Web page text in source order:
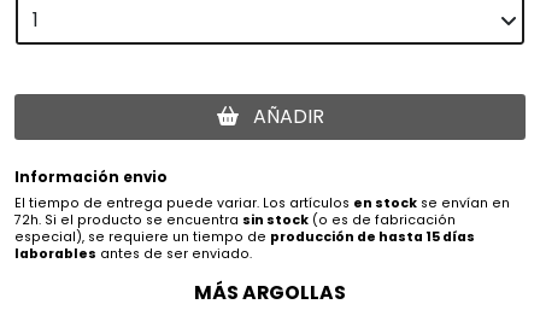
AÑADIR
Información envio
El tiempo de entrega puede variar. Los artículos en stock se envían en
72h. Si el producto se encuentra sin stock (o es de fabricación
especial), se requiere un tiempo de producción de hasta 15 días
laborables antes de ser enviado.
MÁS ARGOLLAS